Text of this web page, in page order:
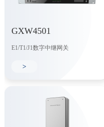
GXW4501
E1/T1/J1数字中继网关
>